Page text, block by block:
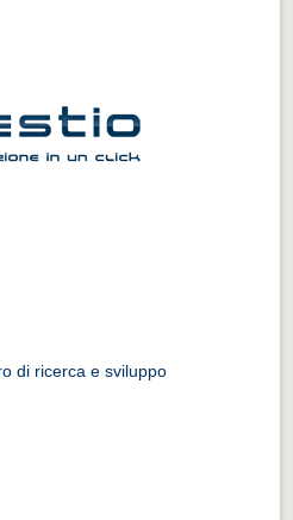
di ricerca e sviluppo